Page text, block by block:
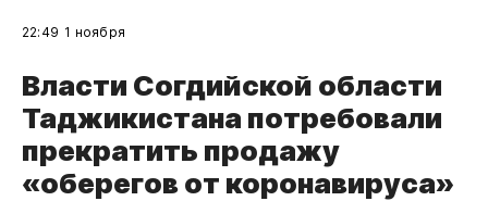
22:49 1 ноября
Власти Согдийской области
Таджикистана потребовали
прекратить продажу
«оберегов от коронавируса»